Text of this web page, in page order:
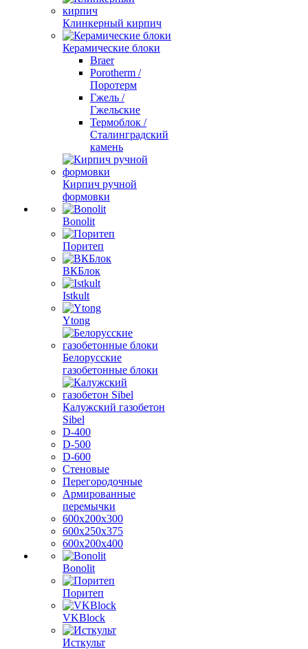
Клинкерный кирпич
Керамические блоки
Braer
Porotherm /
Поротерм
Гжель /
Гжельские
Термоблок /
Сталинградский
камень
Кирпич ручной
формовки
Bonolit
Поритеп
ВКБлок
Istkult
Ytong
Белорусские
газобетонные блоки
Калужский газобетон
Sibel
D-400
D-500
D-600
Стеновые
Перегородочные
Армированные
перемычки
600х200х300
600х250х375
600х200х400
Bonolit
Поритеп
VKBlock
Исткульт